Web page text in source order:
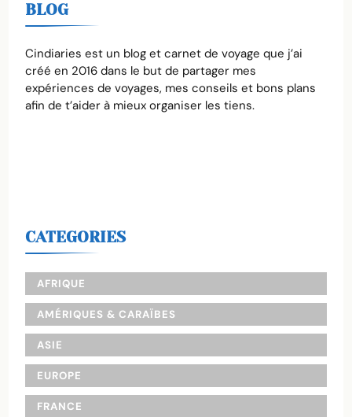
BLOG
Cindiaries est un blog et carnet de voyage que j’ai
créé en 2016 dans le but de partager mes
expériences de voyages, mes conseils et bons plans
afin de t’aider à mieux organiser les tiens.
CATEGORIES
AFRIQUE
AMÉRIQUES & CARAÏBES
ASIE
EUROPE
FRANCE